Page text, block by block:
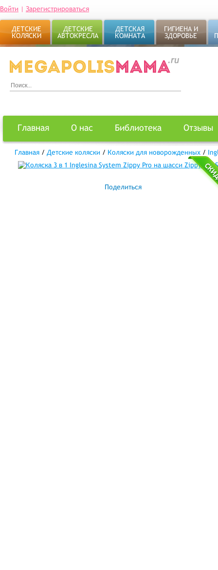
Войти | Зарегистрироваться
ДЕТСКИЕ
КОЛЯСКИ
ДЕТСКИЕ
АВТОКРЕСЛА
ДЕТСКАЯ
КОМНАТА
ГИГИЕНА И
ЗДОРОВЬЕ
Главная О нас Библиотека Отзывы
Главная / Детские коляски / Коляски для новорожденных /
Поделиться